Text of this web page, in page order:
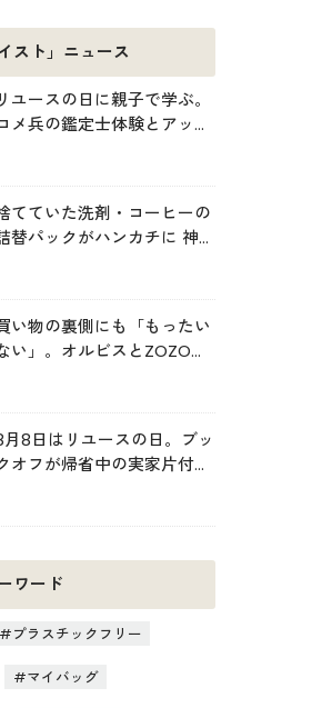
スト」ニュース
リユースの日に親子で学ぶ。
メ兵の鑑定士体験とアップ
てていた洗剤・コーヒーの
替パックがハンカチに 神
い物の裏側にも「もったい
い」。オルビスとZOZOが
月8日はリユースの日。ブッ
オフが帰省中の実家片付け
ワード
プラスチックフリー
マイバッグ